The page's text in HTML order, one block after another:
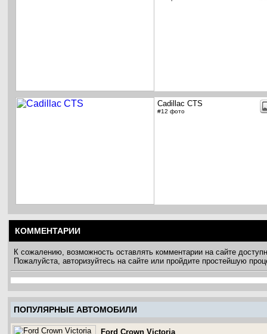
Cadillac CTS
#12 фото
КОММЕНТАРИИ
К сожалению, возможность оставлять комментарии на сайте
Пожалуйста, авторизуйтесь на сайте или пройдите простейшую
ПОПУЛЯРНЫЕ АВТОМОБИЛИ
Ford Crown Victoria